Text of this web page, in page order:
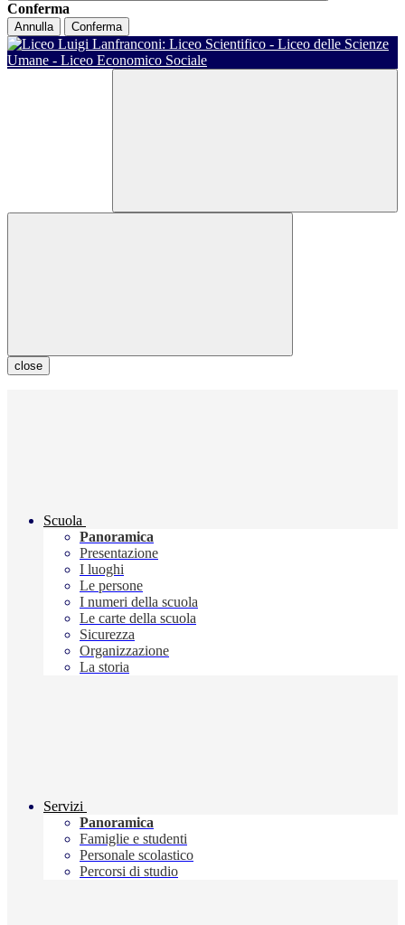
Conferma
Annulla Conferma
close
Scuola
Panoramica
Presentazione
I luoghi
Le persone
I numeri della scuola
Le carte della scuola
Sicurezza
Organizzazione
La storia
Servizi
Panoramica
Famiglie e studenti
Personale scolastico
Percorsi di studio